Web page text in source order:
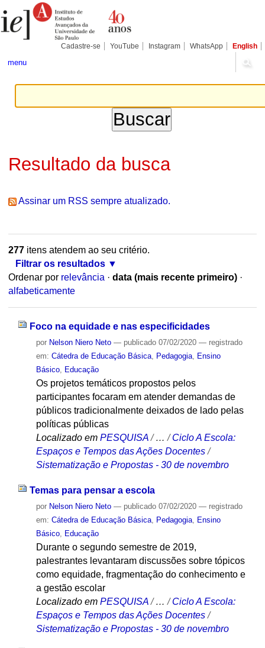
para
conteúdo.
Pessoais
Cadastre-se YouTube Instagram WhatsApp English
menu
Resultado da busca
Assinar um RSS sempre atualizado.
277itens atendem ao seu critério.
Filtrar os resultados
Ordenar por relevância · data (mais recente primeiro) ·
alfabeticamente
Foco na equidade e nas especificidades
por Nelson Niero Neto — publicado07/02/2020 — registrado
em: Cátedra de Educação Básica, Pedagogia,
Ensino
Básico, Educação
Os projetos temáticos propostos pelos
participantes focaram em atender demandas de
públicos tradicionalmente deixados de lado pelas
políticas públicas
Localizado em PESQUISA /…/Ciclo A Escola:
Espaços e Tempos das Ações Docentes /
Sistematização e Propostas - 30 de novembro
Temas para pensar a escola
por Nelson Niero Neto — publicado07/02/2020 — registrado
em: Cátedra de Educação Básica, Pedagogia, Ensino
Básico, Educação
Durante o segundo semestre de 2019,
palestrantes levantaram discussões sobre tópicos
como equidade, fragmentação do conhecimento e
a gestão escolar
Localizado em PESQUISA /…/Ciclo A Escola:
Espaços e Tempos das Ações Docentes /
Sistematização e Propostas - 30 de novembro